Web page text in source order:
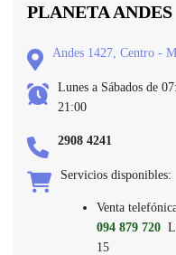
PLANETA ANDES
Andes 1427, Centro -
Lunes a Sábados de
21:00
2908 4241
Servicios disponibles:
Venta
094 879 720
15